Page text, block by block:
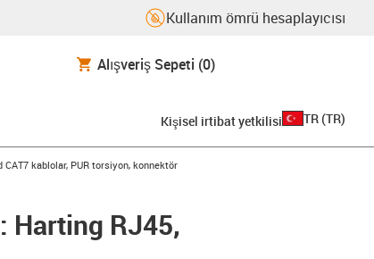
Kullanım ömrü hesaplayıcısı
Alışveriş Sepeti (0)
Kişisel irtibat yetkilisi TR (TR)
right
CAT7 kablolar, PUR torsiyon, konnektör
Harting RJ45,